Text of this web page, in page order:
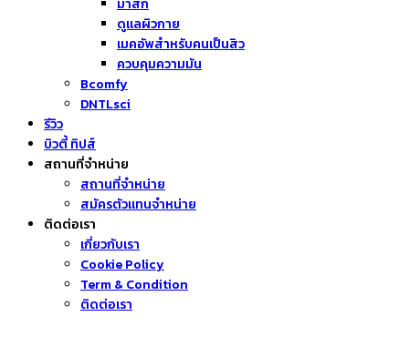
มาส์ก
ดูแลผิวกาย
เมคอัพสำหรับคนเป็นสิว
ควบคุมความมัน
Bcomfy
DNTLsci
รีวิว
บิวตี้ ทิปส์
สถานที่จำหน่าย
สถานที่จำหน่าย
สมัครตัวแทนจำหน่าย
ติดต่อเรา
เกี่ยวกับเรา
Cookie Policy
Term & Condition
ติดต่อเรา